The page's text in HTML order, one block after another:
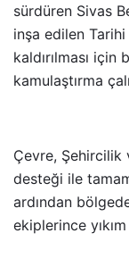
sürdüren Sivas
inşa edilen Tarihi
kaldırılması
kamulaştırma
Çevre, Şehircilik
desteği ile
ardından
ekiplerince